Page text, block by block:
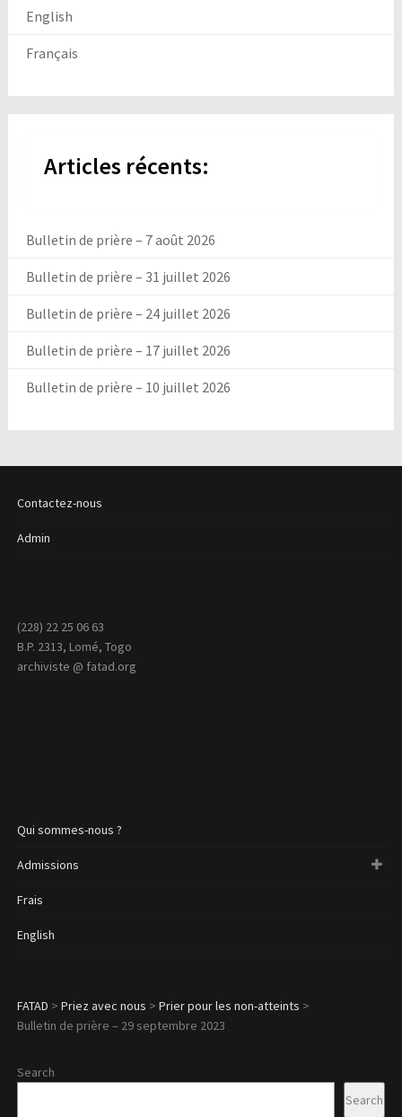
English
Français
Articles récents:
Bulletin de prière – 7 août 2026
Bulletin de prière – 31 juillet 2026
Bulletin de prière – 24 juillet 2026
Bulletin de prière – 17 juillet 2026
Bulletin de prière – 10 juillet 2026
Contactez-nous
Admin
(228) 22 25 06 63
B.P. 2313, Lomé, Togo
archiviste @ fatad.org
Qui sommes-nous ?
Admissions
Frais
English
FATAD > Priez avec nous > Prier pour les non-atteints >
Bulletin de prière – 29 septembre 2023
Search
Search